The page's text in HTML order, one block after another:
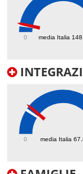
media Italia
0
media Italia
0